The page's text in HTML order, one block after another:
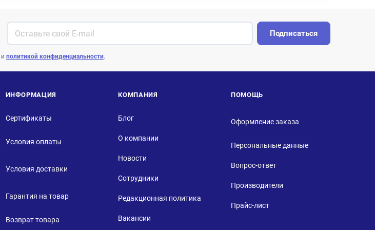
Подписаться
и политикой конфиденциальности.
ИНФОРМАЦИЯ
Сертификаты
Условия оплаты
Условия доставки
Гарантия на товар
Возврат товара
КОМПАНИЯ
Блог
О компании
Новости
Сотрудники
Редакционная политика
Вакансии
ПОМОЩЬ
Оформление заказа
Персональные данные
Вопрос-ответ
Производители
Прайс-лист